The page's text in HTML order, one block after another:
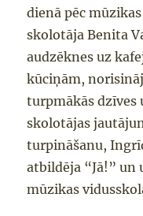
dienā pēc
skolotāja Benita
audzēknes uz
kūciņām, n
turpmākās dzīves
skolotājas
turpināšanu,
atbildēja “Jā!”un
mūzikas